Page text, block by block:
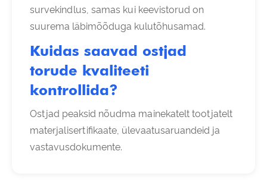
survekindlus, samas kui keevistorud on
suurema läbimõõduga kulutõhusamad.
Kuidas saavad ostjad
torude kvaliteeti
kontrollida?
Ostjad peaksid nõudma mainekatelt tootjatelt
materjalisertifikaate, ülevaatusaruandeid ja
vastavusdokumente.